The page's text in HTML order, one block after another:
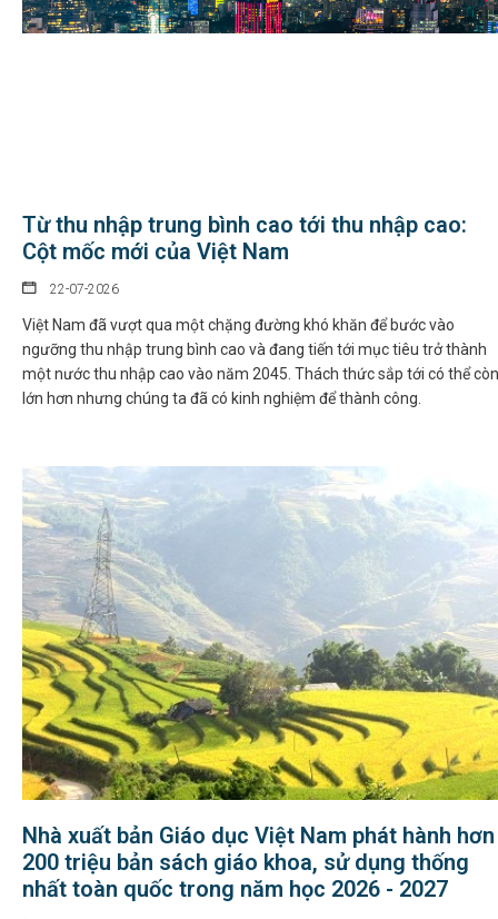
Từ thu nhập trung bình cao tới thu nhập cao:
Cột mốc mới của Việt Nam
22-07-2026
Việt Nam đã vượt qua một chặng đường khó khăn để bước vào
ngưỡng thu nhập trung bình cao và đang tiến tới mục tiêu trở thành
một nước thu nhập cao vào năm 2045. Thách thức sắp tới có thể còn
lớn hơn nhưng chúng ta đã có kinh nghiệm để thành công.
Nhà xuất bản Giáo dục Việt Nam phát hành hơn
200 triệu bản sách giáo khoa, sử dụng thống
nhất toàn quốc trong năm học 2026 - 2027